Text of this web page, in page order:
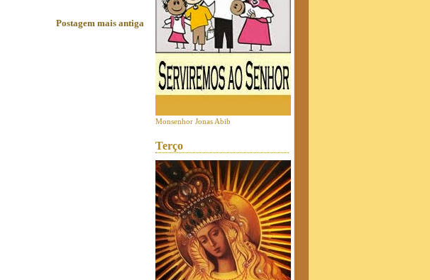
Postagem mais antiga
Monsenhor Jonas Abib
Terço